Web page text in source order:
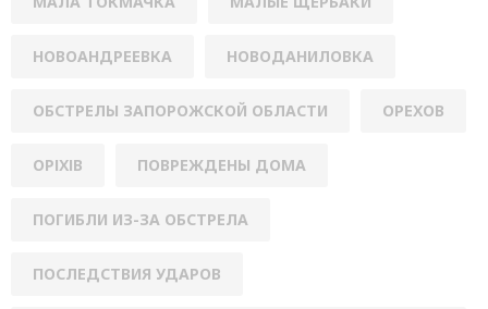
НОВОАНДРЕЕВКА НОВОДАНИЛОВКА
ОБСТРЕЛЫ ЗАПОРОЖСКОЙ ОБЛАСТИ ОРЕХОВ
ОРІХІВ ПОВРЕЖДЕНЫ ДОМА
ПОГИБЛИ ИЗ-ЗА ОБСТРЕЛА
ПОСЛЕДСТВИЯ УДАРОВ